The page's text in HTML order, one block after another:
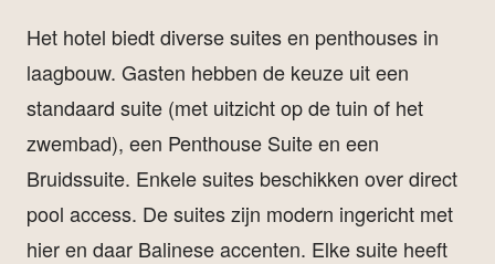
Het hotel biedt diverse suites en penthouses in
laagbouw. Gasten hebben de keuze uit een
standaard suite (met uitzicht op de tuin of het
zwembad), een Penthouse Suite en een
Bruidssuite. Enkele suites beschikken over direct
pool access. De suites zijn modern ingericht met
hier en daar Balinese accenten. Elke suite heeft